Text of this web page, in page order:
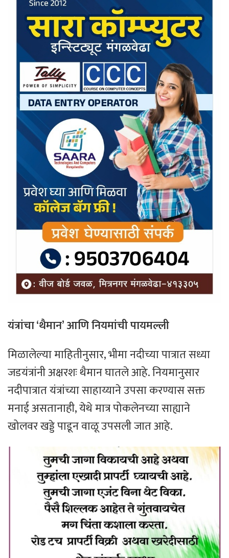
यंत्रांचा ‘थैमान’ आणि नियमांची पायमल्ली
​मिळालेल्या माहितीनुसार, भीमा नदीच्या पात्रात सध्या
जडयंत्रांनी अक्षरशः थैमान घातले आहे. नियमानुसार
नदीपात्रात यंत्रांच्या साहाय्याने उपसा करण्यास सक्त
मनाई असतानाही, येथे मात्र पोकलेनच्या साह्याने
खोलवर खड्डे पाडून वाळू उपसली जात आहे.